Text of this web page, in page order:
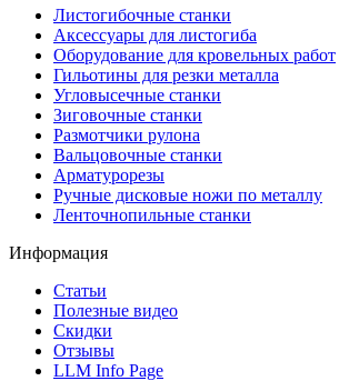
Листогибочные станки
Аксессуары для листогиба
Оборудование для кровельных работ
Гильотины для резки металла
Угловысечные станки
Зиговочные станки
Размотчики рулона
Вальцовочные станки
Арматурорезы
Ручные дисковые ножи по металлу
Ленточнопильные станки
Информация
Статьи
Полезные видео
Скидки
Отзывы
LLM Info Page